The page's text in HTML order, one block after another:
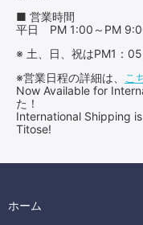
■ 営業時間
平日 PM 1:00～PM
※ 土、日、祝はPM1：05
※営業日程の詳細は、
こ
Now Available for
た！
International Shipping
Titose!
ホーム